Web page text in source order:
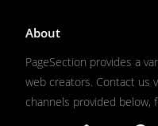
About
PageSection provides a
web creators. Contact us
channels provided below,